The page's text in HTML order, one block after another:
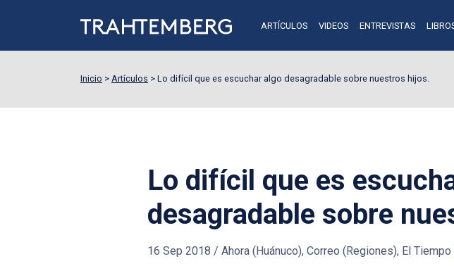
ARTÍCULOS VIDEOS ENTREVISTAS
Inicio > Artículos > Lo difícil que es escuchar algo desagradable sobre nuestros hijos.
Lo difícil que es
desagradable sobre
16 Sep 2018 / Ahora (Huánuco), Correo (Regiones), El